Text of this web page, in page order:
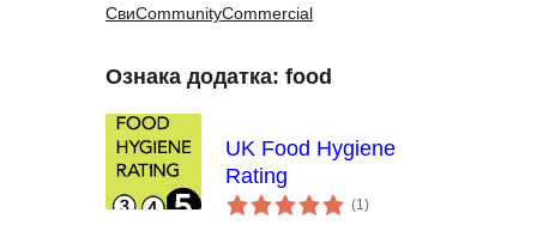
СвиCommunityCommercial
Ознака додатка: food
UK Food Hygiene
Rating
(1укупних
оцена
)